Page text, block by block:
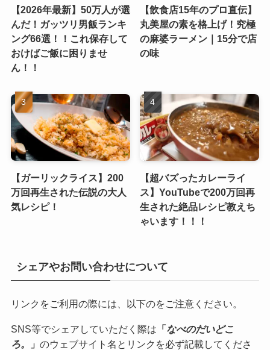
【2026年最新】50万人が選
んだ！ガッツリ男飯ランキ
ング66選！！これ保存して
おけばご飯に困りませ
ん！！
【飲食店15年のプロ直伝】
丸美屋の素を格上げ！究極
の麻婆ラーメン｜15分で店
の味
【ガーリックライス】200
万回再生された伝説の大人
気レシピ！
【超バズったカレーライ
ス】YouTubeで200万回再
生された絶品レシピ教えち
ゃいます！！！
シェアやお問い合わせについて
リンクをご利用の際には、以下のをご注意ください。
SNS等でシェアしていただく際は 「なべのだいどこ
ろ。
」 のウェブサイト名とリンクを必ず記載してくださ